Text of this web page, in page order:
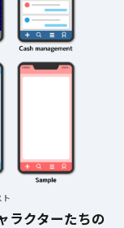
ト
ラクターたちの